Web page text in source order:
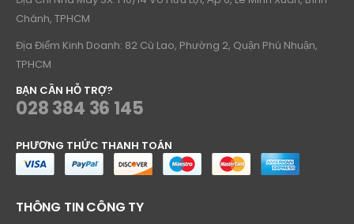
Chánh, TPHCM
Địa Điểm Kinh Doanh: 82 Cù Lao, Phường 2, Quận Phú Nhuận,
TPHCM
BẠN CẦN HỖ TRỢ?
028 384 36 145
PHƯƠNG THỨC THANH TOÁN
THÔNG TIN CÔNG TY